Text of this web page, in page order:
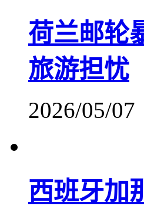
荷兰邮轮
旅游担忧
2026/05/07
西班牙加